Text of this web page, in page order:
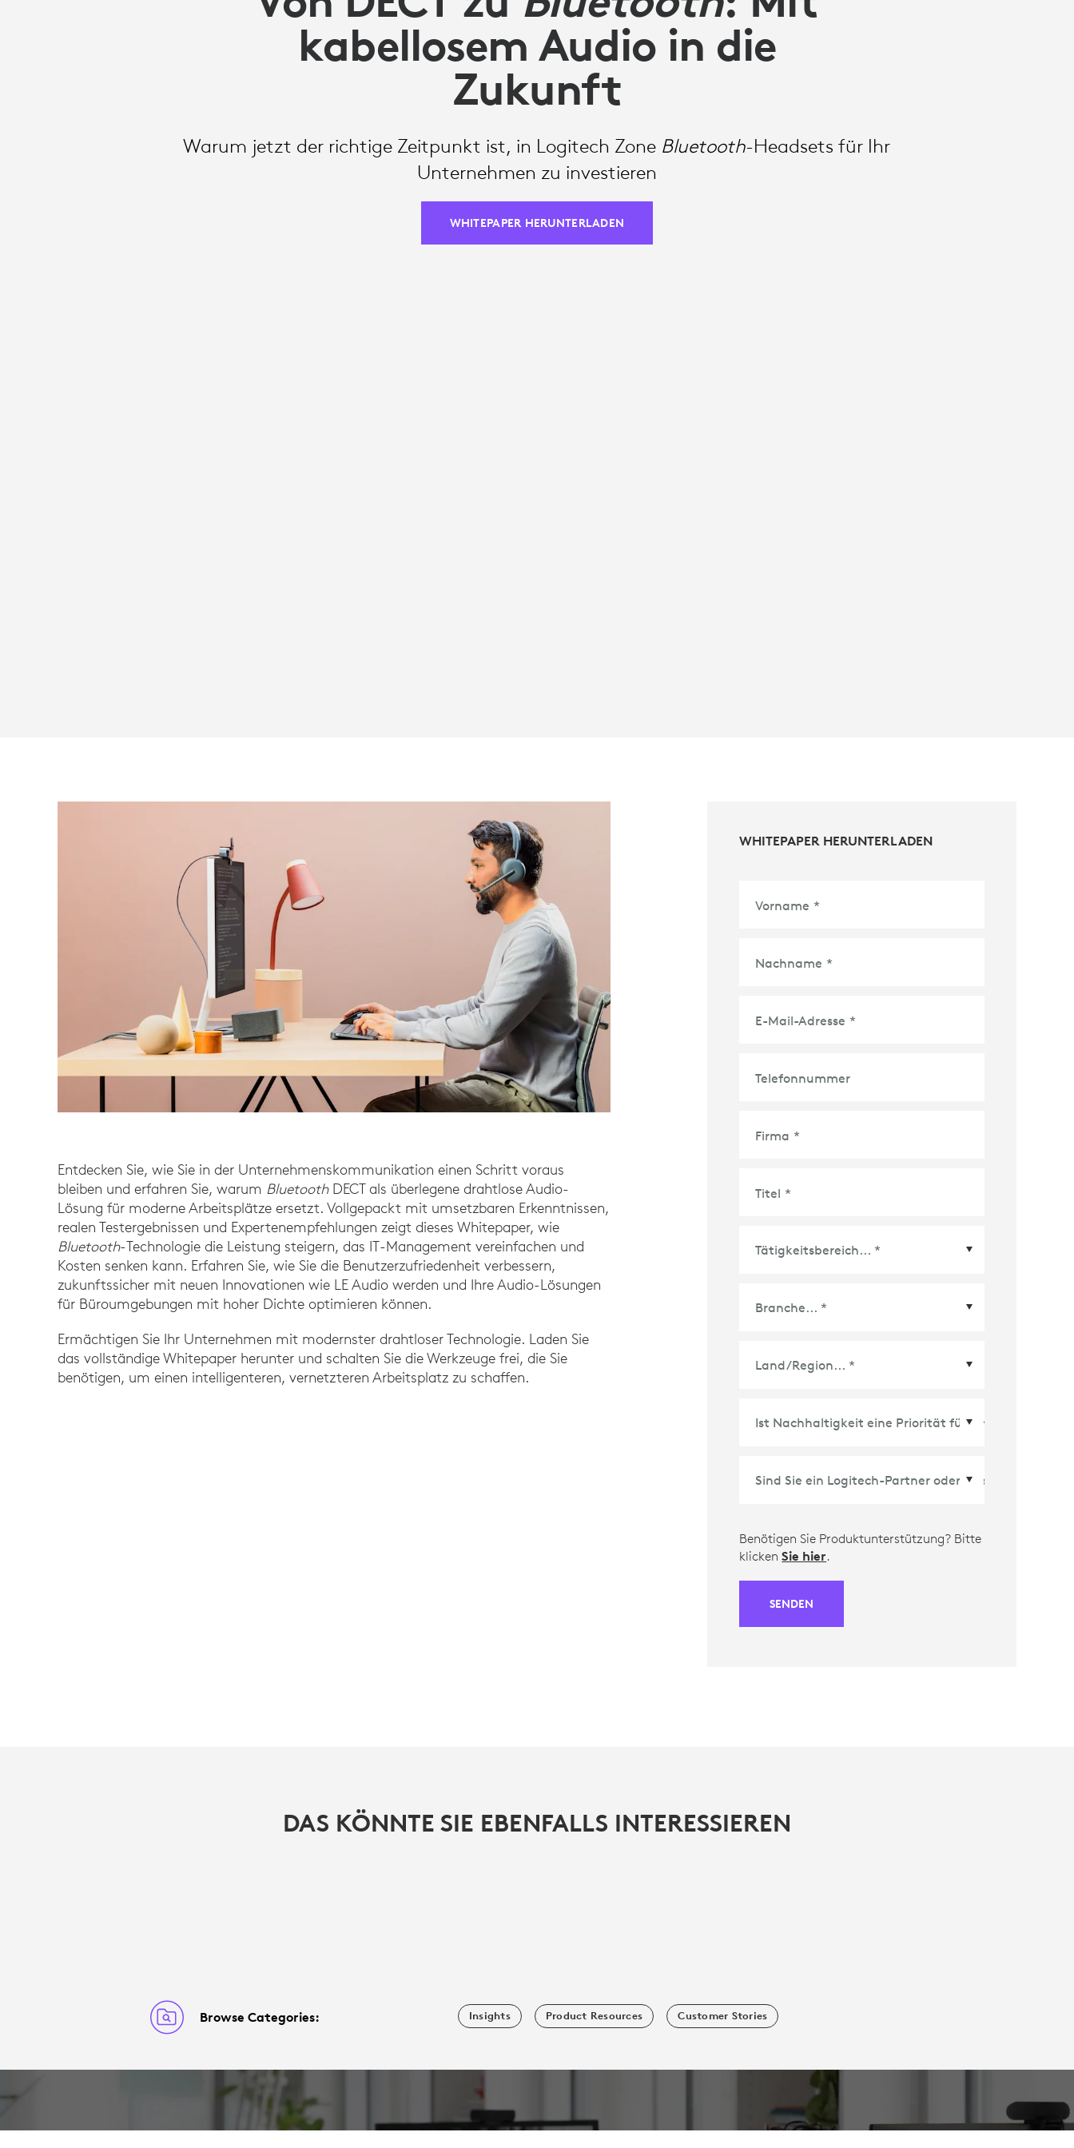
kabellosem Audio in die
Zukunft
Warum jetzt der richtige Zeitpunkt ist, in Logitech Zone Bluetooth-Headsets für Ihr
Unternehmen zu investieren
WHITEPAPER HERUNTERLADEN
Entdecken Sie, wie Sie in der Unternehmenskommunikation einen Schritt voraus
bleiben und erfahren Sie, warum BluetoothDECT als überlegene drahtlose Audio-
Lösung für moderne Arbeitsplätze ersetzt. Vollgepackt mit umsetzbaren Erkenntnissen,
realen Testergebnissen und Expertenempfehlungen zeigt dieses Whitepaper, wie
Bluetooth-Technologie die Leistung steigern, das IT-Management vereinfachen und
Kosten senken kann. Erfahren Sie, wie Sie die Benutzerzufriedenheit verbessern,
zukunftssicher mit neuen Innovationen wie LE Audio werden und Ihre Audio-Lösungen
für Büroumgebungen mit hoher Dichte optimieren können.
Ermächtigen Sie Ihr Unternehmen mit modernster drahtloser Technologie. Laden Sie
das vollständige Whitepaper herunter und schalten Sie die Werkzeuge frei, die Sie
benötigen, um einen intelligenteren, vernetzteren Arbeitsplatz zu schaffen.
WHITEPAPER HERUNTERLADEN
Vorname *
Nachname *
E-Mail-Adresse *
Telefonnummer
Firma *
Titel *
Land/Region *
Benötigen Sie Produktunterstützung? Bitte
klickenSie hier.
SENDEN
DAS KÖNNTE SIE EBENFALLS INTERESSIEREN
Browse Categories: Insights Product Resources Customer Stories